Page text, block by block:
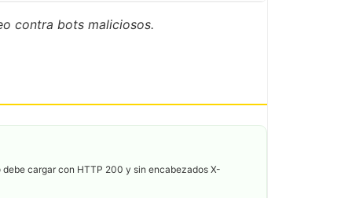
contra bots maliciosos.
debe cargar con HTTP 200 y sin encabezados X-